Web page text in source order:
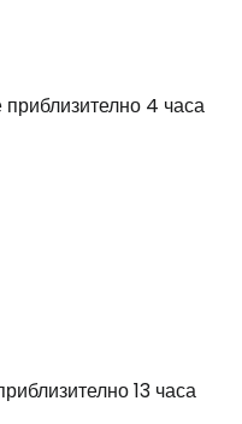
4 часа
13 часа